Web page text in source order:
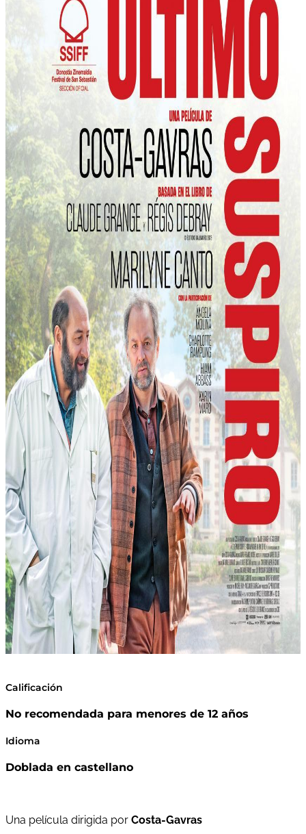
Calificación
No recomendada para menores de 12 años
Idioma
Doblada en castellano
Una película dirigida por Costa-Gavras